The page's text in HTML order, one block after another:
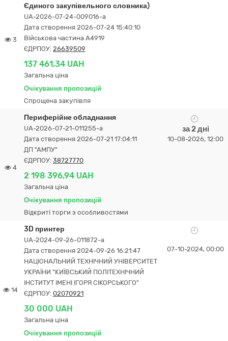
3
Єдиного закупівельного словника)
UA-2026-07-24-009016-a
Дата створення 2026-07-24 15:40:10
Військова частина А4919
ЄДРПОУ: 26639509
137 461,34 UAH
Загальна ціна
Очікування пропозицій
Спрощена закупівля
4
Периферійне обладнання
UA-2026-07-21-011255-a
Дата створення 2026-07-21 17:04:11
ДП "АМПУ"
ЄДРПОУ: 38727770
2 198 396,94 UAH
Загальна ціна
Очікування пропозицій
Відкриті торги з особливостями
за 2 дні
10-08-2026, 12:00
14
3D принтер
UA-2024-09-26-011872-a
Дата створення 2024-09-26 16:21:47
НАЦІОНАЛЬНИЙ ТЕХНІЧНИЙ УНІВЕРСИТЕТ
УКРАЇНИ "КИЇВСЬКИЙ ПОЛІТЕХНІЧНИЙ
ІНСТИТУТ ІМЕНІ ІГОРЯ СІКОРСЬКОГО"
ЄДРПОУ: 02070921
30 000 UAH
Загальна ціна
Очікування пропозицій
07-10-2024, 00:00